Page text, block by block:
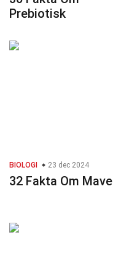
Prebiotisk
BIOLOGI 23 dec 2024
32 Fakta Om Mave